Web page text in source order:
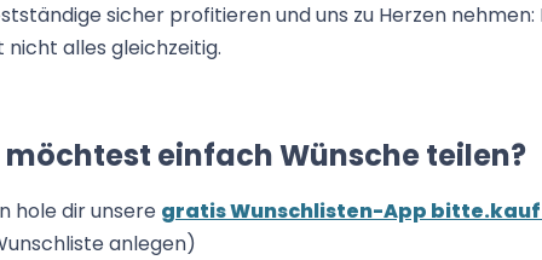
sicher profitieren und uns zu Herzen nehmen:
nicht alles gleichzeitig.
möchtest einfach Wünsche teilen?
hole dir unsere gratis Wunschlisten-App
anlegen)